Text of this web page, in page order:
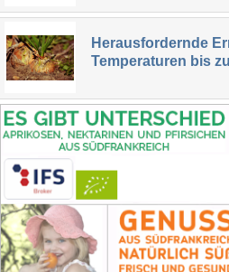
Herausfordernde
Temperaturen bis